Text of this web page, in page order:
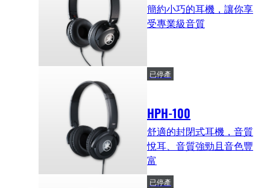
簡約小巧的耳機，讓你享
受專業級音質
HPH-100
已停產
舒適的封閉式耳機，音質
悅耳、音質強勁且音色豐
富
已停產